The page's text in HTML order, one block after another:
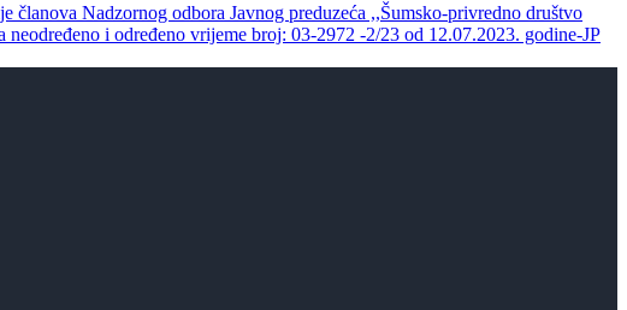
Nadzornog odbora Javnog preduzeća ,,Šumsko-privredno društvo
i određeno vrijeme broj: 03-2972 -2/23 od 12.07.2023. godine-JP